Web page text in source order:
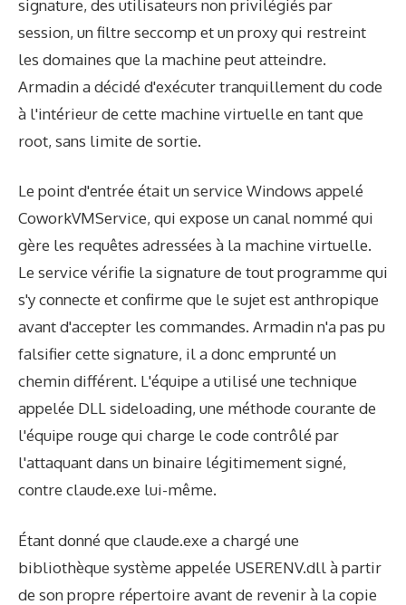
signature, des utilisateurs non privilégiés par
session, un filtre seccomp et un proxy qui restreint
les domaines que la machine peut atteindre.
Armadin a décidé d'exécuter tranquillement du code
à l'intérieur de cette machine virtuelle en tant que
root, sans limite de sortie.
Le point d'entrée était un service Windows appelé
CoworkVMService, qui expose un canal nommé qui
gère les requêtes adressées à la machine virtuelle.
Le service vérifie la signature de tout programme qui
s'y connecte et confirme que le sujet est anthropique
avant d'accepter les commandes. Armadin n'a pas pu
falsifier cette signature, il a donc emprunté un
chemin différent. L'équipe a utilisé une technique
appelée DLL sideloading, une méthode courante de
l'équipe rouge qui charge le code contrôlé par
l'attaquant dans un binaire légitimement signé,
contre claude.exe lui-même.
Étant donné que claude.exe a chargé une
bibliothèque système appelée USERENV.dll à partir
de son propre répertoire avant de revenir à la copie